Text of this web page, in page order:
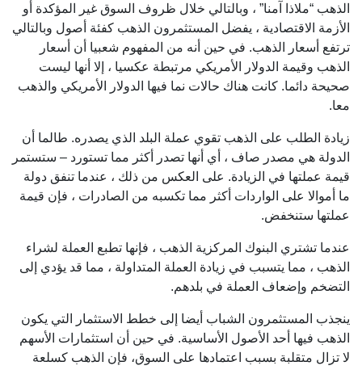
الذهب “ملاذا آمنا” ، وبالتالي خلال ظروف السوق غير المؤكدة أو
الأزمة الاقتصادية ، يفضل المستثمرون الذهب كفئة أصول وبالتالي
ترتفع أسعار الذهب. في حين أنه من المفهوم شعبيا أن أسعار
الذهب وقيمة الدولار الأمريكي مرتبطة عكسيا ، إلا أنها ليست
صحيحة دائما. كانت هناك حالات نما فيها الدولار الأمريكي والذهب
معا.
زيادة الطلب على الذهب تقوي عملة البلد الذي يصدره. طالما أن
الدولة هي مصدر صاف ، أي أنها تصدر أكثر مما تستورد – ستستمر
قيمة عملتها في الزيادة. على العكس من ذلك ، عندما تنفق دولة
ما أموالا على الواردات أكثر مما تكسبه من الصادرات ، فإن قيمة
عملتها ستنخفض.
عندما تشتري البنوك المركزية الذهب ، فإنها تطبع العملة لشراء
الذهب ، مما يتسبب في زيادة العملة المتداولة ، مما قد يؤدي إلى
التضخم وإضعاف العملة في بلدهم.
ينجذب المستثمرون الشباب أيضا إلى خطط الاستثمار التي يكون
الذهب فيها أحد الأصول الأساسية. في حين أن استثمارات الأسهم
لا تزال متقلبة بسبب اعتمادها على السوق، فإن الذهب كسلعة